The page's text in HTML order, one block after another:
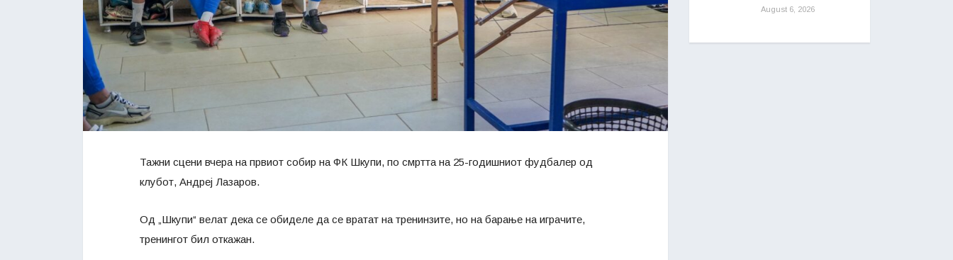
Тажни сцени вчера на првиот собир на ФК Шкупи, по смртта на 25-годишниот фудбалер од
клубот, Андреј Лазаров.
Од „Шкупи“ велат дека се обиделе да се вратат на тренинзите, но на барање на играчите,
тренингот бил откажан.
August 6, 2026